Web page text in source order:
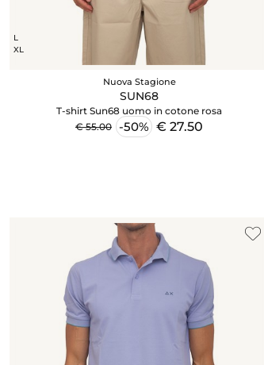
L
XL
Nuova Stagione
SUN68
T-shirt Sun68 uomo in cotone rosa
€ 55.00 -50% € 27.50